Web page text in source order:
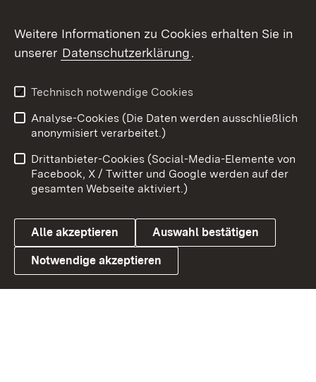
X / Twitter
Youtube
Link zum Landesportal
Impressum
Kontakt
Barrierefreiheit
Datenschutz
Cookies
Weitere Informationen zu Cookies erhalten Sie in
unserer Datenschutzerklärung.
Technisch notwendige Cookies
Analyse-Cookies (Die Daten werden ausschließlich
anonymisiert verarbeitet.)
Drittanbieter-Cookies (Social-Media-Elemente von
Facebook, X / Twitter und Google werden auf der
gesamten Webseite aktiviert.)
Alle akzeptieren Auswahl bestätigen
Notwendige akzeptieren